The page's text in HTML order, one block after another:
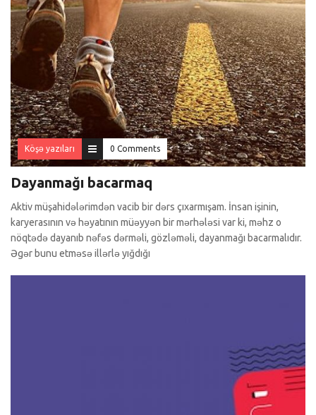
Köşə yazıları 0 Comments
Dayanmağı bacarmaq
Aktiv müşahidələrimdən vacib bir dərs çıxarmışam. İnsan işinin,
karyerasının və həyatının müəyyən bir mərhələsi var ki, məhz o
nöqtədə dayanıb nəfəs dərməli, gözləməli, dayanmağı bacarmalıdır.
Əgər bunu etməsə illərlə yığdığı